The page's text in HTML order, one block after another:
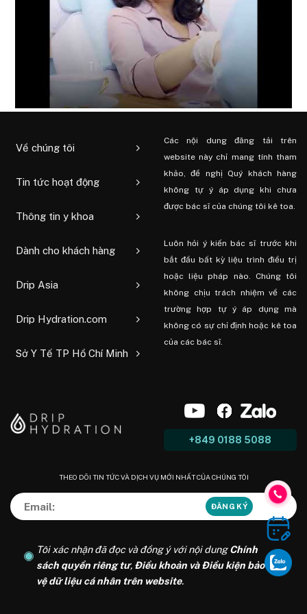
Về chúng tôi
Tin tức hoạt động
Thông tin y khoa
Dành cho khách hàng
Drip Asia
Drip Hydration.com
Sở Y Tế TP Hồ Chí Minh
Các nội dung đăng tải trên
website này chỉ mang tính tham
khảo, đề nghị Quý khách hàng
không tự ý áp dụng khi chưa
được bác sĩ của chúng tôi kê toa.
Luôn hỏi ý kiến ​​bác sĩ trước khi
bắt đầu bất kỳ liệu trình điều trị
hoặc liệu pháp nào. Chúng tôi
không chịu trách nhiệm về các
trường hợp tự ý áp dụng mà
không có sự chỉ định hoặc kê toa
của các bác sĩ.
+849 0188 5088
THEO DÕI TIN TỨC VÀ DỊCH VỤ MỚI NHẤT CỦA CHÚNG TÔI
Tôi xác nhận đã đọc và đồng ý với nội dungChính
sách quyền riêng tư, Điều khoản và Điều kiện bảo
vệ dữ liệu cá nhân trên website.